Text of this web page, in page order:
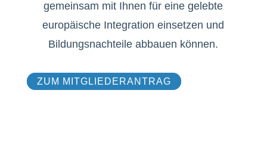
gemeinsam mit Ihnen für eine gelebte
europäische Integration einsetzen und
Bildungsnachteile abbauen können.
ZUM MITGLIEDERANTRAG